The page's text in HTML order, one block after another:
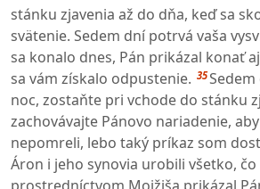
stánku zjavenia až do dňa, keď sa
svätenie. Sedem dní potrvá vaša
sa konalo dnes, Pán prikázal konať
sa vám získalo odpustenie. 35Sedem
noc, zostaňte pri vchode do stánku
zachovávajte Pánovo nariadenie,
nepomreli, lebo taký príkaz som
Áron i jeho synovia urobili všetko, čo